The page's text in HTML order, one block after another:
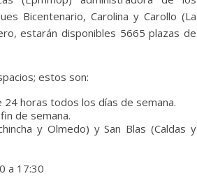
Bicentenario, Carolina y Carollo (La
estarán disponibles 5665 plazas de
estos son:
24 horas todos los días de semana.
de semana.
y Olmedo) y San Blas (Caldas y
a 17:30